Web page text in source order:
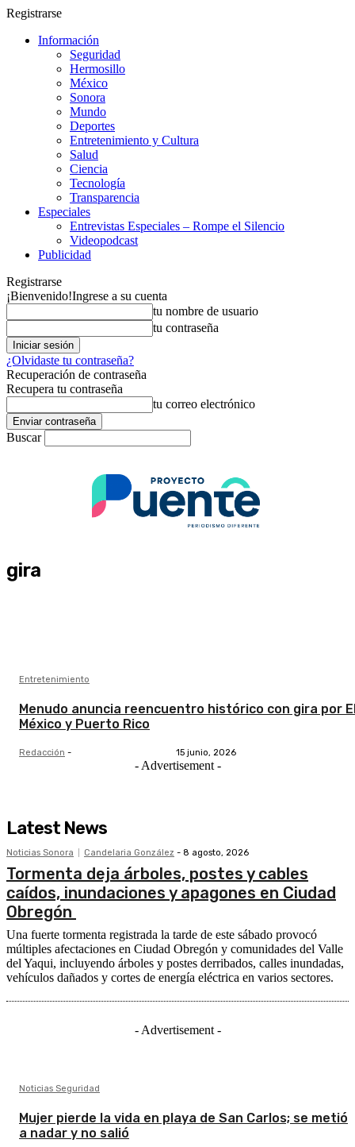
Registrarse
Información
Seguridad
Hermosillo
México
Sonora
Mundo
Deportes
Entretenimiento y Cultura
Salud
Ciencia
Tecnología
Transparencia
Especiales
Entrevistas Especiales – Rompe el Silencio
Videopodcast
Publicidad
Registrarse
¡Bienvenido!Ingrese a su cuenta
tu nombre de usuario
tu contraseña
¿Olvidaste tu contraseña?
Recuperación de contraseña
Recupera tu contraseña
tu correo electrónico
Buscar
gira
Entretenimiento
Menudo anuncia reencuentro histórico con gira por
México y Puerto Rico
Redacción - 15 junio, 2026
- Advertisement -
Latest News
Noticias Sonora Candelaria González - 8 agosto, 2026
Tormenta deja árboles, postes y cables
caídos, inundaciones y apagones en Ciudad
Obregón
Una fuerte tormenta registrada la tarde de este sábado provocó
múltiples afectaciones en Ciudad Obregón y comunidades del Valle
del Yaqui, incluyendo árboles y postes derribados, calles inundadas,
vehículos dañados y cortes de energía eléctrica en varios sectores.
- Advertisement -
Noticias Seguridad
Mujer pierde la vida en playa de San Carlos; se metió
a nadar y no salió